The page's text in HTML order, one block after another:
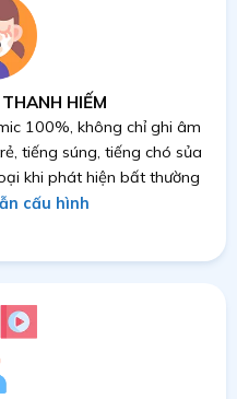
HIẾM
100%, không chỉ ghi âm
tiếng súng, tiếng chó sủa
khi phát hiện bất thường
cấu hình